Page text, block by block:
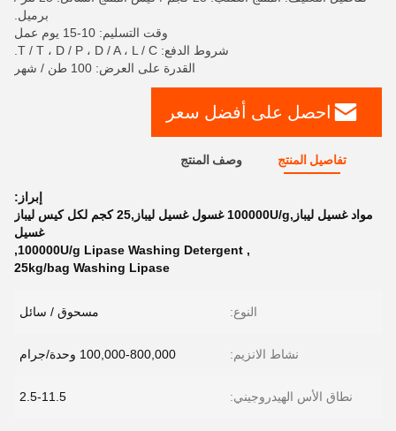
برميل.
وقت التسليم: 10-15 يوم عمل
شروط الدفع: T / T ، D / P ، D / A ، L / C.
القدرة على العرض: 100 طن / شهر
احصل على أفضل سعر
تفاصيل المنتج وصف المنتج
إبراز:
مواد غسيل ليباز,100000U/g غسول غسيل ليباز,25 كجم لكل كيس ليباز
غسيل
,
100000U/g Lipase Washing Detergent
,
25kg/bag Washing Lipase
النوع: مسحوق / سائل
نشاط الانزيم: 100,000-800,000 وحدة/جرام
نطاق الأس الهيدروجيني: 2.5-11.5